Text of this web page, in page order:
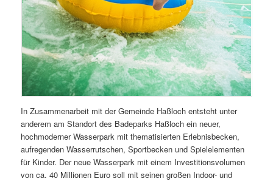
In Zusammenarbeit mit der Gemeinde Haßloch entsteht unter
anderem am Standort des Badeparks Haßloch ein neuer,
hochmoderner Wasserpark mit thematisierten Erlebnisbecken,
aufregenden Wasserrutschen, Sportbecken und Spielelementen
für Kinder. Der neue Wasserpark mit einem Investitionsvolumen
von ca. 40 Millionen Euro soll mit seinen großen Indoor- und